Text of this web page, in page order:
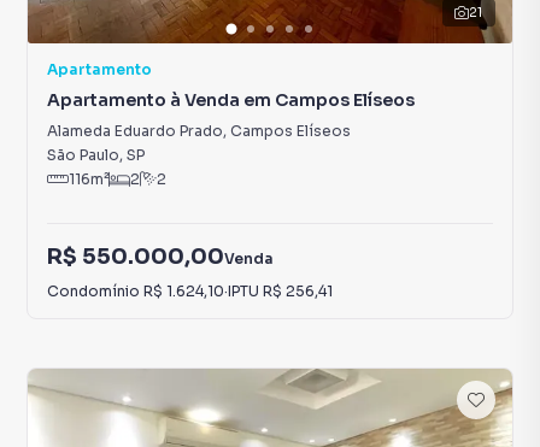
21
Apartamento
Apartamento à Venda em Campos Elíseos
Alameda Eduardo Prado, Campos Elíseos
São Paulo, SP
116m² 2 2
R$ 550.000,00Venda
Condomínio R$ 1.624,10·IPTU R$ 256,41